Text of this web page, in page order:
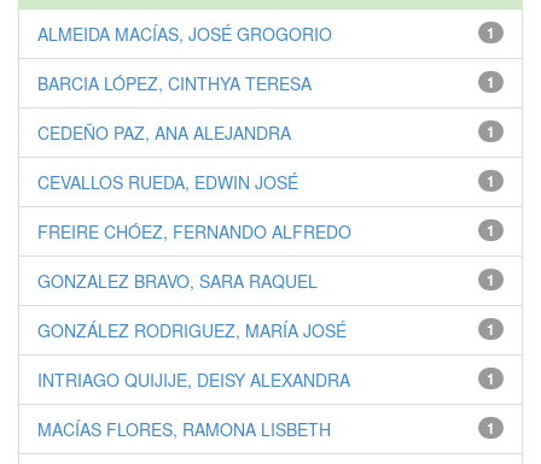
1
ALMEIDA MACÍAS, JOSÉ GROGORIO
1
BARCIA LÓPEZ, CINTHYA TERESA
1
CEDEÑO PAZ, ANA ALEJANDRA
1
CEVALLOS RUEDA, EDWIN JOSÉ
1
FREIRE CHÓEZ, FERNANDO ALFREDO
1
GONZALEZ BRAVO, SARA RAQUEL
1
GONZÁLEZ RODRIGUEZ, MARÍA JOSÉ
1
INTRIAGO QUIJIJE, DEISY ALEXANDRA
1
MACÍAS FLORES, RAMONA LISBETH